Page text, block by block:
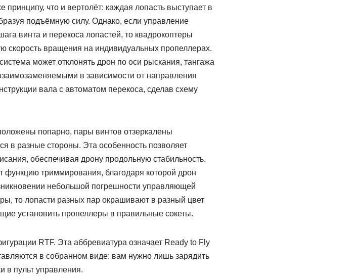
что и вертолёт: каждая лопасть выступает в
подъёмную силу. Однако, если управление
винта и перекоса лопастей, то квадрокоптеры
скорость вращения на индивидуальных пропеллерах.
может отклонять дрон по оси рыскания, тангажа
в зависимости от направления
вала с автоматом перекоса, сделав схему
попарно, пары винтов отзеркалены
в разные стороны. Эта особенность позволяет
обеспечивая дрону продольную стабильность.
триммирования, благодаря которой дрон
небольшой погрешности управляющей
то лопасти разных пар окрашивают в разный цвет
установить пропеллеры в правильные сокеты.
RTF. Эта аббревиатура означает Ready to Fly
в собранном виде: вам нужно лишь зарядить
в пульт управления.